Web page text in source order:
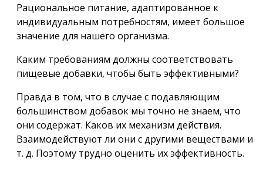
Рациональное питание, адаптированное к
индивидуальным потребностям, имеет большое
значение для нашего организма.
Каким требованиям должны соответствовать
пищевые добавки, чтобы быть эффективными?
Правда в том, что в случае с подавляющим
большинством добавок мы точно не знаем, что
они содержат. Каков их механизм действия.
Взаимодействуют ли они с другими веществами и
т. д. Поэтому трудно оценить их эффективность.